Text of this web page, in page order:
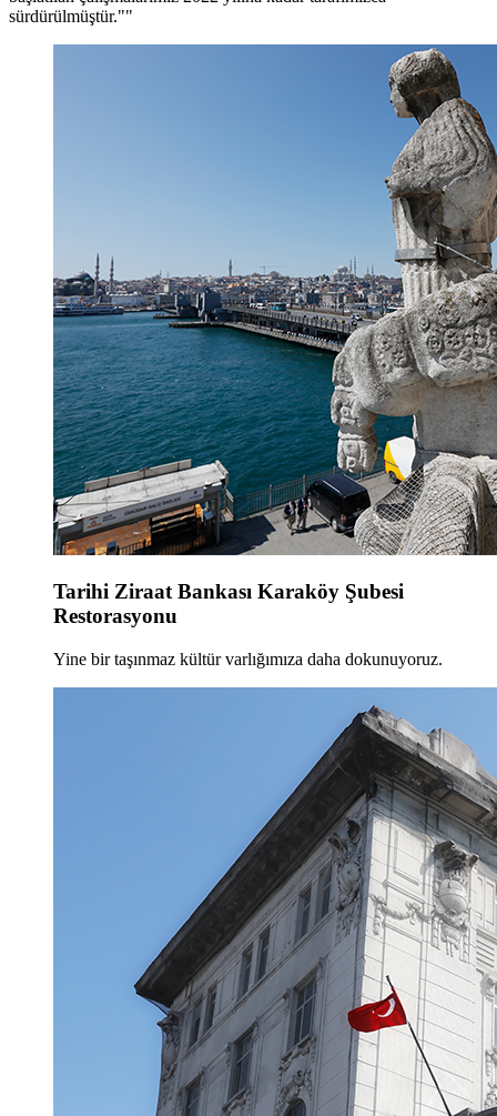
sürdürülmüştür."
Tarihi Ziraat Bankası Karaköy Şubesi
Restorasyonu
Yine bir taşınmaz kültür varlığımıza daha dokunuyoruz.